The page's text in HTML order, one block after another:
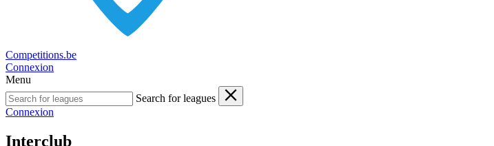
Competitions.be
Connexion
Menu
Search for leagues
Connexion
Interclub